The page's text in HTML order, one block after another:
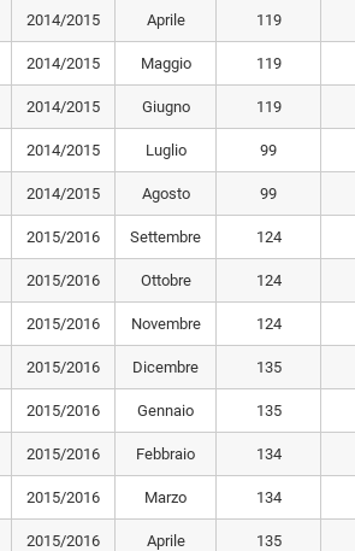
2014/2015 Aprile 119
2014/2015 Maggio 119
2014/2015 Giugno 119
2014/2015 Luglio 99
2014/2015 Agosto 99
2015/2016 Settembre 124
2015/2016 Ottobre 124
2015/2016 Novembre 124
2015/2016 Dicembre 135
2015/2016 Gennaio 135
2015/2016 Febbraio 134
2015/2016 Marzo 134
2015/2016 Aprile 135